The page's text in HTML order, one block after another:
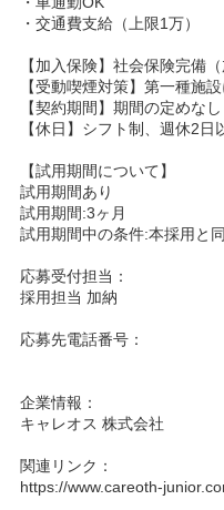
・交通費支給（上限1万）
【加入保険】社会保険完備
【受動喫煙対策】第一種施
【契約期間】期間の定めなし
【休日】シフト制、週休2日
【試用期間について】
試用期間あり
試用期間:3ヶ月
試用期間中の条件:本採用と
応募受付担当：
採用担当 加納
応募先電話番号：
企業情報：
キャレオス 株式会社
関連リンク：
https://www.careoth-